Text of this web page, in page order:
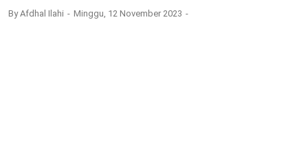
ByAfdhal Ilahi Minggu, 12 November 2023